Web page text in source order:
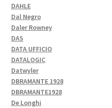
DAHLE
Dal Negro
Daler Rowney
DAS
DATA UFFICIO
DATALOGIC
Datwyler
DBRAMANTE 1928
DBRAMANTE1928
De Longhi